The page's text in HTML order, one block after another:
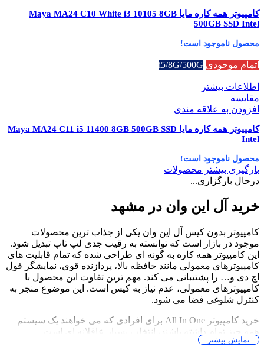
کامپیوتر همه کاره مایا Maya MA24 C10 White i3 10105 8GB
500GB SSD Intel
محصول ناموجود است!
اتمام موجودی i5/8G/500G
اطلاعات بیشتر
مقایسه
افزودن به علاقه مندی
کامپیوتر همه کاره مایا Maya MA24 C11 i5 11400 8GB 500GB SSD
Intel
محصول ناموجود است!
بارگیری بیشتر محصولات
درحال بارگزاری...
خرید آل این وان در مشهد
کامپیوتر بدون کیس آل این وان یکی از جذاب ترین محصولات
موجود در بازار است که توانسته به رقیب جدی لپ تاپ تبدیل شود.
این کامپیوتر همه کاره به گونه ای طراحی شده که تمام قابلیت های
کامپیوترهای معمولی مانند حافظه بالا، پردازنده قوی، نمایشگر فول
اچ دی و… را پشتیبانی می کند. مهم ترین تفاوت این محصول با
کامپیوترهای معمولی، عدم نیاز به کیس است. این موضوع منجر به
کنترل شلوغی فضا می شود.
خرید کامپیوتر All In One برای افرادی که می خواهند یک سیستم
همه چیز تمام داشته باشند، انتخاب بسیار عاقلانه ای است.
نمایش بیشتر